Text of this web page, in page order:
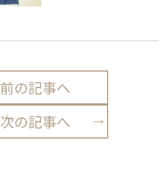
前の記事へ
次の記事へ